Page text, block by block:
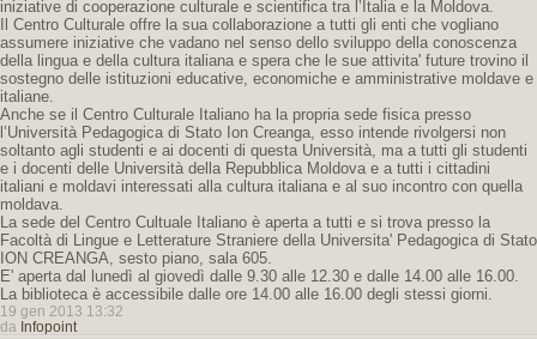
iniziative di cooperazione culturale e scientifica tra l’Italia e la Moldova.
Il Centro Culturale offre la sua collaborazione a tutti gli enti che vogliano
assumere iniziative che vadano nel senso dello sviluppo della conoscenza
della lingua e della cultura italiana e spera che le sue attivita' future trovino il
sostegno delle istituzioni educative, economiche e amministrative moldave e
italiane.
Anche se il Centro Culturale Italiano ha la propria sede fisica presso
l’Università Pedagogica di Stato Ion Creanga, esso intende rivolgersi non
soltanto agli studenti e ai docenti di questa Università, ma a tutti gli studenti
e i docenti delle Università della Repubblica Moldova e a tutti i cittadini
italiani e moldavi interessati alla cultura italiana e al suo incontro con quella
moldava.
La sede del Centro Cultuale Italiano è aperta a tutti e si trova presso la
Facoltà di Lingue e Letterature Straniere della Universita' Pedagogica di Stato
ION CREANGA, sesto piano, sala 605.
E' aperta dal lunedì al giovedì dalle 9.30 alle 12.30 e dalle 14.00 alle 16.00.
La biblioteca è accessibile dalle ore 14.00 alle 16.00 degli stessi giorni.
19 gen 2013 13:32
da Infopoint